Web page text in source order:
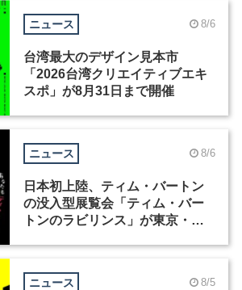
ニュース 8/6
台湾最大のデザイン見本市
「2026台湾クリエイティブエキ
スポ」が8月31日まで開催
ニュース 8/6
日本初上陸、ティム・バートン
の没入型展覧会「ティム・バー
トンのラビリンス」が東京・豊
ニュース 8/5